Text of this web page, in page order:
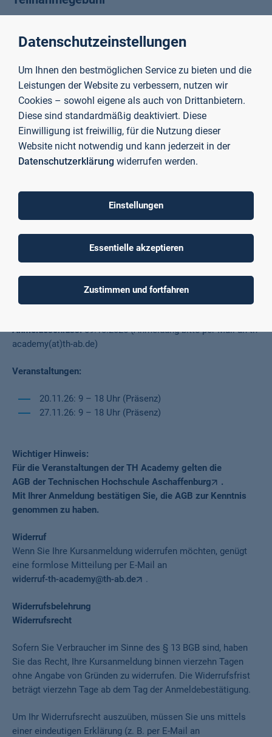
Programms "Wandel der Arbeit sozialpartnerschaftlich
gestalten" durch das Bundesministerium für Arbeit und
Soziales und die Europäische Union über den Europäischen
Sozialfonds Plus (ESF Plus) gefördert.)
Umfang
20.11.26: 9 – 18 Uhr (Präsenz)
27.11.26: 9 – 18 Uhr (Präsenz)
Details folgen
Abschluss
Nach erfolgreichem Bestehen der Prüfung erhalten Sie ein
Hochschulzertifikat
Wichtige Termine
Anmeldeschluss:09.10.2026 (Anmeldung bitte per Mail an th-
academy(at)th-ab.de)
Veranstaltungen:
20.11.26: 9 – 18 Uhr (Präsenz)
27.11.26: 9 – 18 Uhr (Präsenz)
Wichtiger Hinweis:
Für die Veranstaltungen der TH Academy gelten die
AGB der Technischen Hochschule Aschaffenburg
.
Mit Ihrer Anmeldung bestätigen Sie, die AGB zur Kenntnis
genommen zu haben.
Widerruf
Wenn Sie Ihre Kursanmeldung widerrufen möchten, genügt
eine formlose Mitteilung per E-Mail an
widerruf-th-academy@th-ab.de
.
Widerrufsbelehrung
Widerrufsrecht
Sofern Sie Verbraucher im Sinne des § 13 BGB sind, haben
Sie das Recht, Ihre Kursanmeldung binnen vierzehn Tagen
ohne Angabe von Gründen zu widerrufen. Die Widerrufsfrist
beträgt vierzehn Tage ab dem Tag der Anmeldebestätigung.
Um Ihr Widerrufsrecht auszuüben, müssen Sie uns mittels
einer eindeutigen Erklärung (z. B. per E-Mail an
Datenschutzeinstellungen
Um Ihnen den bestmöglichen Service zu bieten und die
Leistungen der Website zu verbessern, nutzen wir
Cookies – sowohl eigene als auch von Drittanbietern.
Diese sind standardmäßig deaktiviert. Diese
Einwilligung ist freiwillig, für die Nutzung dieser
Website nicht notwendig und kann jederzeit in der
Datenschutzerklärung widerrufen werden.
Einstellungen
Essentielle akzeptieren
Zustimmen und fortfahren